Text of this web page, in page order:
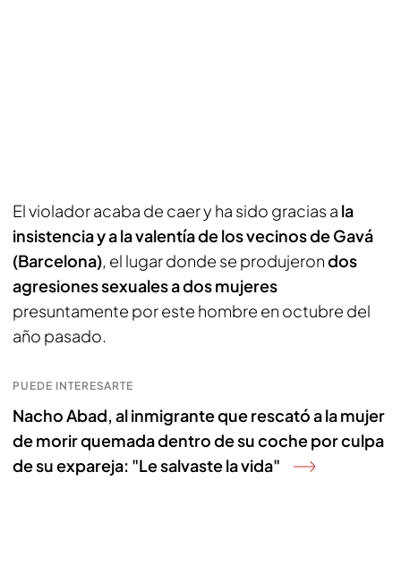
El violador acaba de caer y ha sido gracias a la
insistencia y a la valentía de los vecinos de Gavá
(Barcelona), el lugar donde se produjerondos
agresiones sexuales a dos mujeres
presuntamente por este hombre en octubre del
año pasado.
PUEDE INTERESARTE
Nacho Abad, al inmigrante que rescató a la mujer
de morir quemada dentro de su coche por culpa
de su expareja: "Le salvaste la vida"